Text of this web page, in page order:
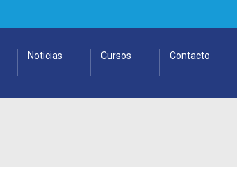
Noticias Cursos Contacto